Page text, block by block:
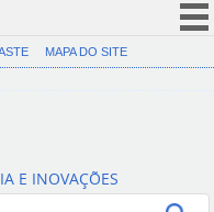
CORONAVÍRUS (COVID-19)
Canais
MAPA DO SITE
E INOVAÇÕES